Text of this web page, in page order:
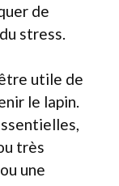
de
stress.
utile de
le lapin.
très
une